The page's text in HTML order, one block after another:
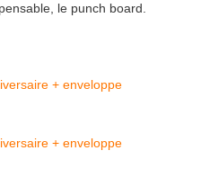
le punch board.